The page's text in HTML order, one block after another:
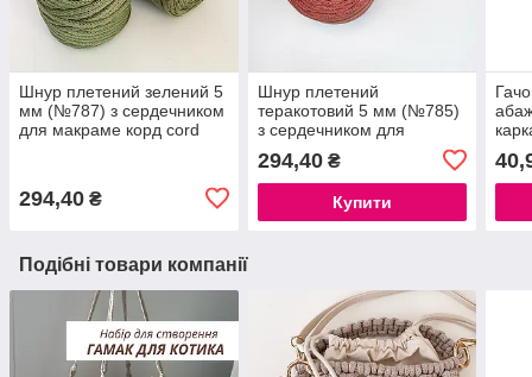
Шнур плетений зелений 5
мм (№787) з сердечником
для макраме корд cord
294,40 ₴
Шнур плетений
теракотовий 5 мм (№785)
з сердечником для
macrame 5 mm
бавовняний шнур для
макраме в'язання
294,40₴
Купити
Подібні товари компанії